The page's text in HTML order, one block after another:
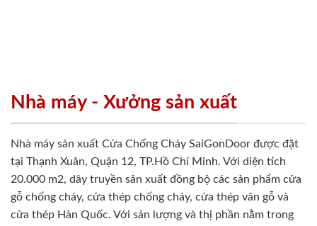
Nhà máy - Xưởng sản xuất
Nhà máy sản xuất Cửa Chống Cháy SaiGonDoor được đặt
tại Thạnh Xuân, Quận 12, TP.Hồ Chí Minh. Với diện tích
20.000 m2, dây truyền sản xuất đồng bộ các sản phẩm cửa
gỗ chống cháy, cửa thép chống cháy, cửa thép vân gỗ và
cửa thép Hàn Quốc. Với sản lượng và thị phần nằm trong